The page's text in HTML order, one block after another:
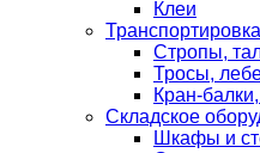
Клеи
Стропы,
Тросы,
Кран-
Складское
Шкафы и